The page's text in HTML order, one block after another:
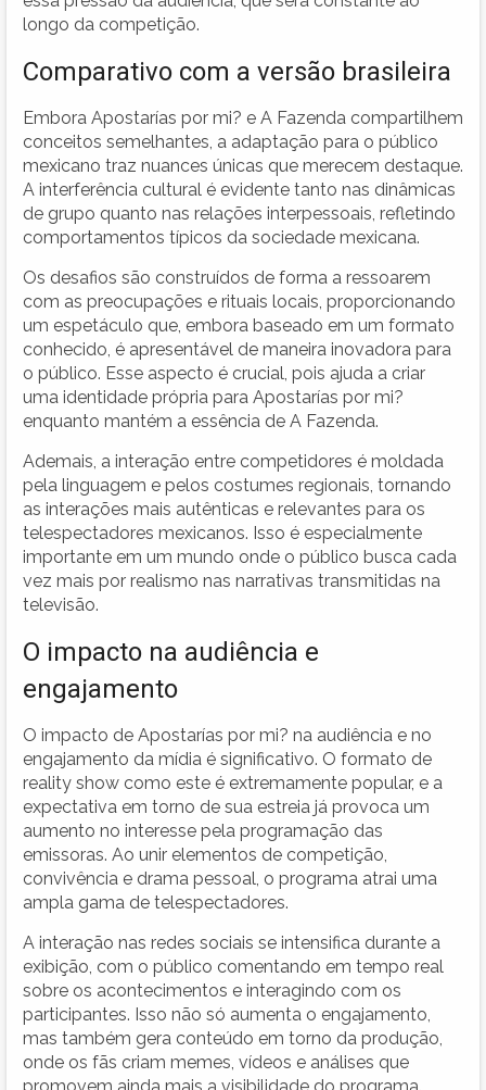
longo da competição.
Comparativo com a versão brasileira
Embora Apostarías por mi? e A Fazenda compartilhem
conceitos semelhantes, a adaptação para o público
mexicano traz nuances únicas que merecem destaque.
A interferência cultural é evidente tanto nas dinâmicas
de grupo quanto nas relações interpessoais, refletindo
comportamentos típicos da sociedade mexicana.
Os desafios são construídos de forma a ressoarem
com as preocupações e rituais locais, proporcionando
um espetáculo que, embora baseado em um formato
conhecido, é apresentável de maneira inovadora para
o público. Esse aspecto é crucial, pois ajuda a criar
uma identidade própria para Apostarías por mi?
enquanto mantém a essência de A Fazenda.
Ademais, a interação entre competidores é moldada
pela linguagem e pelos costumes regionais, tornando
as interações mais autênticas e relevantes para os
telespectadores mexicanos. Isso é especialmente
importante em um mundo onde o público busca cada
vez mais por realismo nas narrativas transmitidas na
televisão.
O impacto na audiência e
engajamento
O impacto de Apostarías por mi? na audiência e no
engajamento da mídia é significativo. O formato de
reality show como este é extremamente popular, e a
expectativa em torno de sua estreia já provoca um
aumento no interesse pela programação das
emissoras. Ao unir elementos de competição,
convivência e drama pessoal, o programa atrai uma
ampla gama de telespectadores.
A interação nas redes sociais se intensifica durante a
exibição, com o público comentando em tempo real
sobre os acontecimentos e interagindo com os
participantes. Isso não só aumenta o engajamento,
mas também gera conteúdo em torno da produção,
onde os fãs criam memes, vídeos e análises que
promovem ainda mais a visibilidade do programa.